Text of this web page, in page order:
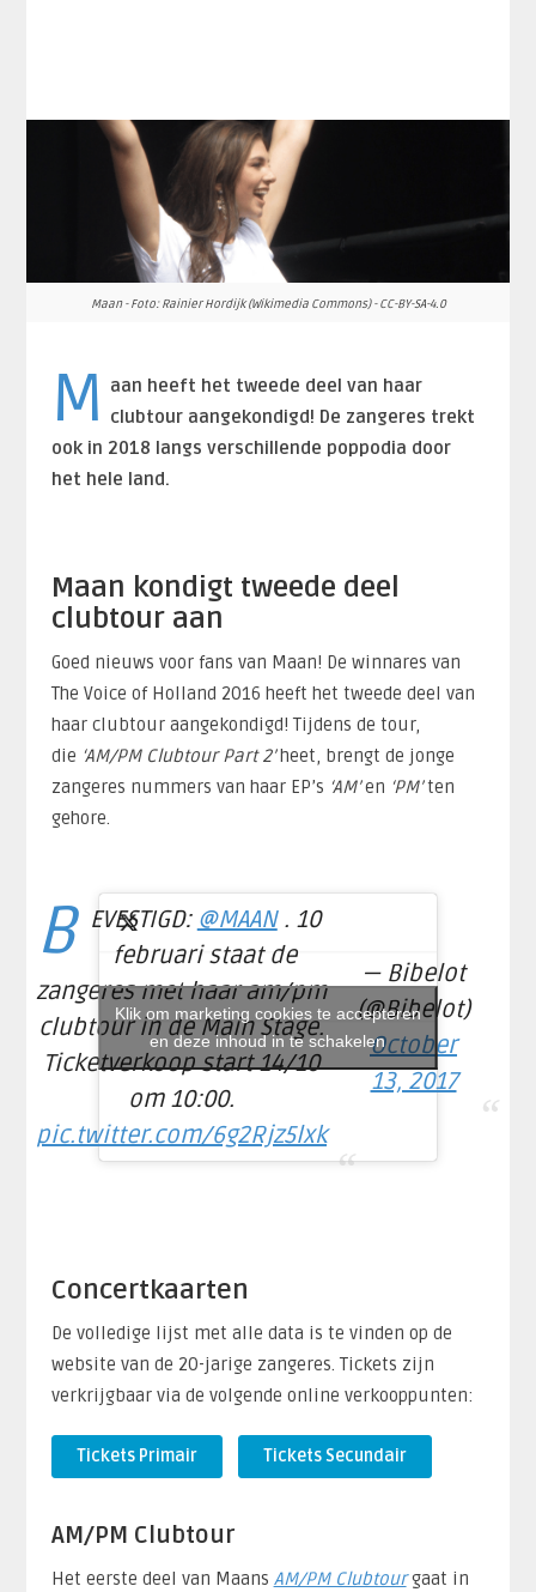
Maan - Foto: Rainier Hordijk (Wikimedia Commons) - CC-BY-SA-4.0
M
aan heeft het tweede deel van haar
clubtour aangekondigd! De zangeres trekt
ook in 2018 langs verschillende poppodia door
het hele land.
Maan kondigt tweede deel
clubtour aan
Goed nieuws voor fans van Maan! De winnares van
The Voice of Holland 2016 heeft het tweede deel van
haar clubtour aangekondigd! Tijdens de tour,
die ‘AM/PM Clubtour Part 2’heet, brengt de jonge
zangeres nummers van haar EP’s ‘AM’en ‘PM’ten
gehore.
B EVESTIGD: @MAAN. 10
februari staat de
zangeres met haar am/pm
clubtour in de Main Stage.
Ticketverkoop start 14/10
om 10:00.
pic.twitter.com/6g2Rjz5lxk
— Bibelot
(@Bibelot)
October
13, 2017
Klik om marketing cookies te accepteren
en deze inhoud in te schakelen
Concertkaarten
De volledige lijst met alle data is te vinden op de
website van de 20-jarige zangeres. Tickets zijn
verkrijgbaar via de volgende online verkooppunten:
Tickets Primair Tickets Secundair
AM/PM Clubtour
Het eerste deel van Maans AM/PM Clubtourgaat in